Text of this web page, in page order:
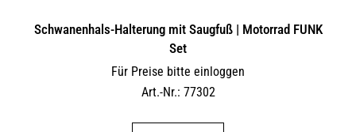
Schwanenhals-Halterung mit Saugfuß | Motorrad FUNK
Set
Für Preise bitte einloggen
Art.-Nr.: 77302